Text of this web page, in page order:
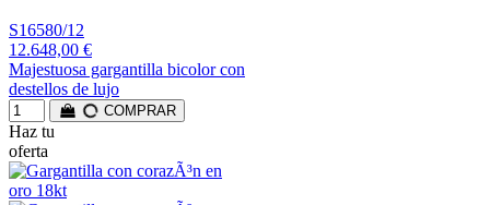
S16580/12
12.648,00 €
Majestuosa gargantilla bicolor con
destellos de lujo
COMPRAR
Haz tu
oferta